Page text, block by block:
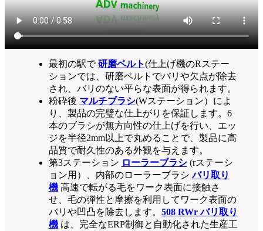
最初の駅で研磨ベルト(仕上げ機のRステー
ションでは、研磨ベルトでバリや欠点が除去
され、バリのない平らな表面が得られます。
粉砕後 マルチブラシ(Wステーション）によ
り、製品の完璧な仕上がりを保証します。6
本のブラシが無方向性の仕上げを行い、エッ
ジを半径2mm以上で丸めることで、製品に高
品質で耐久性のある外観を与えます。
第3ステーション ローラーブラシ(rステーシ
ョン用）、内部のローラーブラシバリ取り
機高速で転がる毛をワーク表面に接触さ
せ、毛の弾性と摩擦を利用してワーク表面の
バリや凹凸を除去します。 508 RWr バリ取り
機は、完全なERP制御と自動化された生産工